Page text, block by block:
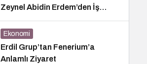
Zeynel Abidin Erdem’den İş
Dünyası Buluşması
Ekonomi
Erdil Grup’tan Fenerium’a
Anlamlı Ziyaret